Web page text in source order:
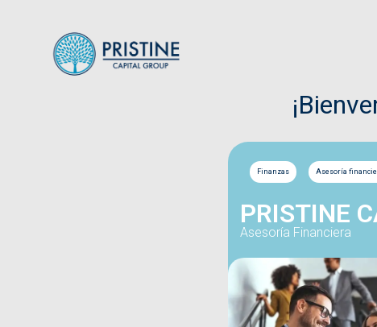
Finanzas Asesoría
PRISTINE
Asesoría Financiera